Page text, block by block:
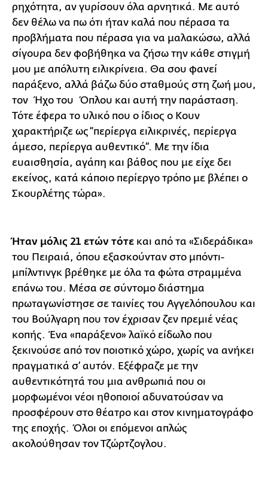
ρηχότητα, αν γυρίσουν όλα αρνητικά. Με αυτό
δεν θέλω να πω ότι ήταν καλά που πέρασα τα
προβλήματα που πέρασα για να μαλακώσω, αλλά
σίγουρα δεν φοβήθηκα να ζήσω την κάθε στιγμή
μου με απόλυτη ειλικρίνεια. Θα σου φανεί
παράξενο, αλλά βάζω δύο σταθμούς στη ζωή μου,
τον Ήχο του Όπλου και αυτή την παράσταση.
Τότε έφερα το υλικό που ο ίδιος ο Κουν
χαρακτήριζε ως “περίεργα ειλικρινές, περίεργα
άμεσο, περίεργα αυθεντικό”. Με την ίδια
ευαισθησία, αγάπη και βάθος που με είχε δει
εκείνος, κατά κάποιο περίεργο τρόπο με βλέπει ο
Σκουρλέτης τώρα».
Ήταν μόλις 21 ετών τότε και από τα «Σιδεράδικα»
του Πειραιά, όπου εξασκούνταν στο μπόντι-
μπίλντινγκ βρέθηκε με όλα τα φώτα στραμμένα
επάνω του. Μέσα σε σύντομο διάστημα
πρωταγωνίστησε σε ταινίες του Αγγελόπουλου και
του Βούλγαρη που τον έχρισαν ζεν πρεμιέ νέας
κοπής. Ένα «παράξενο» λαϊκό είδωλο που
ξεκινούσε από τον ποιοτικό χώρο, χωρίς να ανήκει
πραγματικά σ’ αυτόν. Εξέφραζε με την
αυθεντικότητά του μια ανθρωπιά που οι
μορφωμένοι νέοι ηθοποιοί αδυνατούσαν να
προσφέρουν στο θέατρο και στον κινηματογράφο
της εποχής. Όλοι οι επόμενοι απλώς
ακολούθησαν τον Τζώρτζογλου.